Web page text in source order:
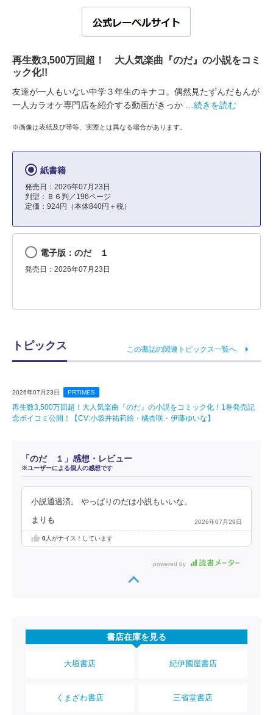
再生数3,500万回超！ 大人気楽曲『のだ』の小説をコミ
ック化!!
友達が一人もいない中学３年生のキナコ。偶然見たずんだもんが
一人カラオケ専門店を紹介する動画がきっか
…続きを読む
※画像は表紙及び帯等、実際とは異なる場合があります。
紙書籍
発売日：2026年07月23日
判型：Ｂ６判／196ページ
定価：924円（本体840円＋税）
電子版：のだ １
発売日：2026年07月23日
トピックス この書誌の関連トピックス一覧へ
2026年07月23日 PRTIMES
再生数3,500万回超！大人気楽曲『のだ』の小説をコミック化！1巻発売記
念ボイコミ公開！【CV:小坂井祐莉絵・橘杏咲・伊藤ゆいな】
「のだ １」感想・レビュー
※ユーザーによる個人の感想です
小説通過済。 やっぱりのだは小説もいいな。
まりも 2026年07月29日
0人がナイス！しています
powered by
書店在庫を見る
大垣書店 紀伊國屋書店
くまざわ書店 三省堂書店